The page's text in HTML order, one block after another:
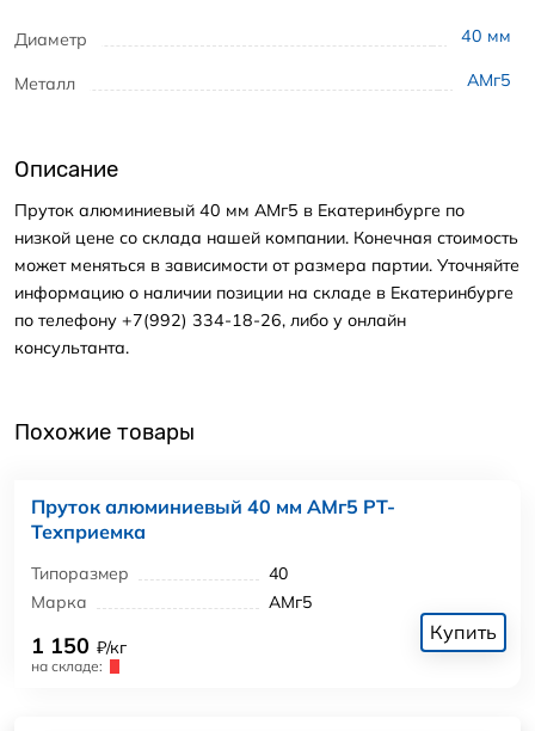
Диаметр 40 мм
Металл АМг5
Описание
Пруток алюминиевый 40 мм АМг5 в Екатеринбурге по
низкой цене со склада нашей компании. Конечная стоимость
может меняться в зависимости от размера партии. Уточняйте
информацию о наличии позиции на складе в Екатеринбурге
по телефону +7(992) 334-18-26, либо у онлайн
консультанта.
Похожие товары
Пруток алюминиевый 40 мм АМг5 РТ-
Техприемка
Типоразмер
40
Марка
АМг5
1 150 ₽/кг
на складе:
Купить